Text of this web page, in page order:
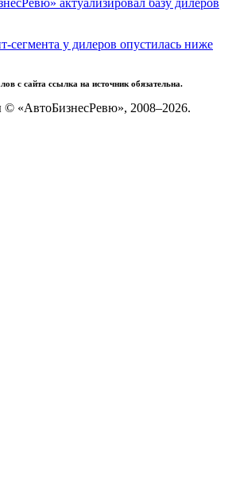
сегмента у дилеров опустилась ниже
с сайта ссылка на источник обязательна.
«АвтоБизнесРевю», 2008–2026.